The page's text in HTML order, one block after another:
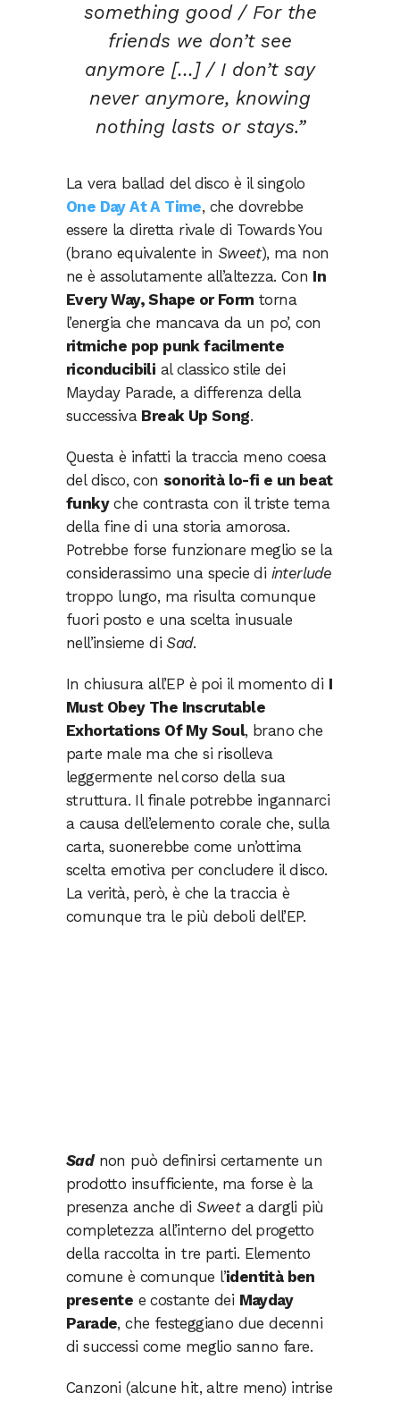
something good / For the
friends we don’t see
anymore […] / I don’t say
never anymore, knowing
nothing lasts or stays.”
La vera ballad del disco è il singolo
One Day At A Time, che dovrebbe
essere la diretta rivale di Towards You
(brano equivalente in Sweet), ma non
ne è assolutamente all’altezza. Con In
Every Way, Shape or Form torna
l’energia che mancava da un po’, con
ritmiche pop punk facilmente
riconducibili al classico stile dei
Mayday Parade, a differenza della
successiva Break Up Song.
Questa è infatti la traccia meno coesa
del disco, con sonorità lo-fi e un beat
funkyche contrasta con il triste tema
della fine di una storia amorosa.
Potrebbe forse funzionare meglio se la
considerassimo una specie di interlude
troppo lungo, ma risulta comunque
fuori posto e una scelta inusuale
nell’insieme diSad.
In chiusura all’EP è poi il momento di I
Must Obey The Inscrutable
Exhortations Of My Soul, brano che
parte male ma che si risolleva
leggermente nel corso della sua
struttura. Il finale potrebbe ingannarci
a causa dell’elemento corale che, sulla
carta, suonerebbe come un’ottima
scelta emotiva per concludere il disco.
La verità, però, è che la traccia è
comunque tra le più deboli dell’EP.
Sadnon può definirsi certamente un
prodotto insufficiente, ma forse è la
presenza anche diSweeta dargli più
completezza all’interno del progetto
della raccolta in tre parti. Elemento
comune è comunque l’identità ben
presente e costante dei Mayday
Parade, che festeggiano due decenni
di successi come meglio sanno fare.
Canzoni (alcune hit, altre meno) intrise